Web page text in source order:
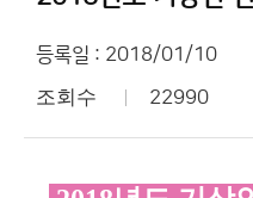
등록일 : 2018/01/10
조회수 22990